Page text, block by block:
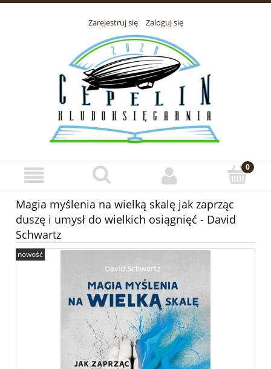
Zarejestruj się Zaloguj się
Magia myślenia na wielką skalę jak zaprząc
duszę i umysł do wielkich osiągnięć - David
Schwartz
nowość